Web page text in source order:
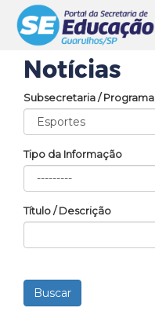
Notícias
Subsecretaria / Programa
Tipo da Informação
Título / Descrição